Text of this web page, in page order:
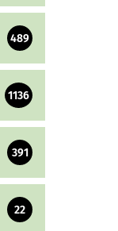
489
1136
391
22